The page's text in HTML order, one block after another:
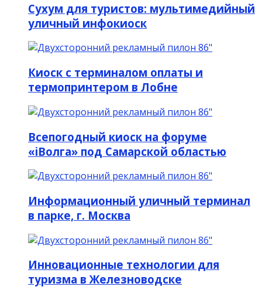
Сухум для туристов: мультимедийный
уличный инфокиоск
Киоск с терминалом оплаты и
термопринтером в Лобне
Всепогодный киоск на форуме
«iВолга» под Самарской областью
Информационный уличный терминал
в парке, г. Москва
Инновационные технологии для
туризма в Железноводске